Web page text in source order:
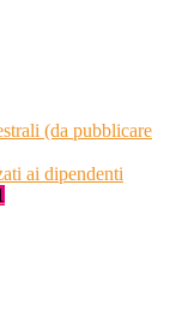
(da pubblicare
ai dipendenti